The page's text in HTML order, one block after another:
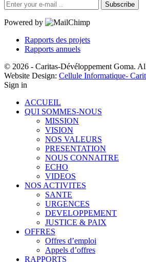
Subscribe
Powered by
Rapports des projets
Rapports annuels
© 2026 - Caritas-Dévéloppement Goma.
Website Design: Cellule Informatique-
Sign in
ACCUEIL
QUI SOMMES-NOUS
MISSION
VISION
NOS VALEURS
PRESENTATION
NOUS CONNAITRE
ECHO
VIDEOS
NOS ACTIVITES
SANTE
URGENCES
DEVELOPPEMENT
JUSTICE & PAIX
OFFRES
Offres d’emploi
Appels d’offres
RAPPORTS